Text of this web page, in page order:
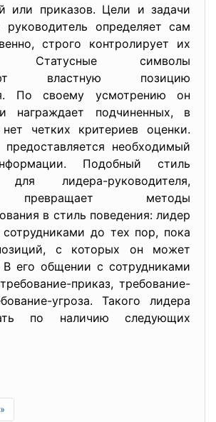
или приказов. Цели и задачи
руководитель определяет сам
строго контролирует их
Статусные символы
властную позицию
По своему усмотрению он
награждает подчиненных, в
нет четких критериев оценки.
необходимый
Подобный стиль
для лидера-руководителя,
превращает методы
в стиль поведения: лидер
до тех пор, пока
с которых он может
В его общении с сотрудниками
приказ, требование-
угроза. Такого лидера
по наличию следующих
»